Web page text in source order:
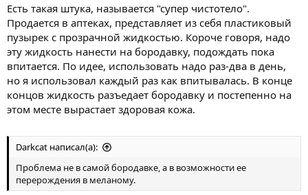
Есть такая штука, называется "супер чистотело".
Продается в аптеках, представляет из себя пластиковый
пузырек с прозрачной жидкостью. Короче говоря, надо
эту жидкость нанести на бородавку, подождать пока
впитается. По идее, использовать надо раз-два в день,
но я использовал каждый раз как впитывалась. В конце
концов жидкость разъедает бородавку и постепенно на
этом месте вырастает здоровая кожа.
Darkcat написал(а):
Проблема не в самой бородавке, а в возможности ее
перерождения в меланому.